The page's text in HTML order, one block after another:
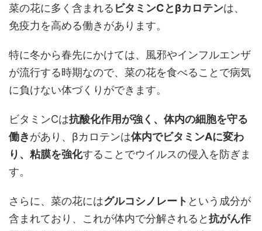
菜の花に多く含まれる ビタミンCとβカロテンは、
免疫力を高める働きがあります。
特に冬から春先にかけては、風邪やインフルエンザ
が流行する時期なので、菜の花を食べることで病気
に負けない体づくりができます。
ビタミンCは抗酸化作用が強く、体内の細胞を守る
働きがあり、βカロテンは体内でビタミンAに変わ
り、粘膜を強化することでウイルスの侵入を防ぎま
す。
さらに、菜の花にはグルコシノレート という成分が
含まれており、これが体内で分解されると抗がん作